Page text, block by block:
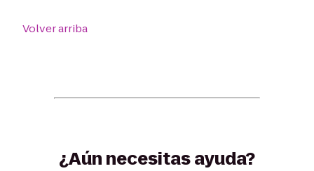
Volver arriba
¿Aún necesitas ayuda?